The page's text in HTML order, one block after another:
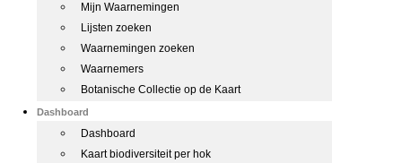
Mijn Waarnemingen
Lijsten zoeken
Waarnemingen zoeken
Waarnemers
Botanische Collectie op de Kaart
Dashboard
Dashboard
Kaart biodiversiteit per hok